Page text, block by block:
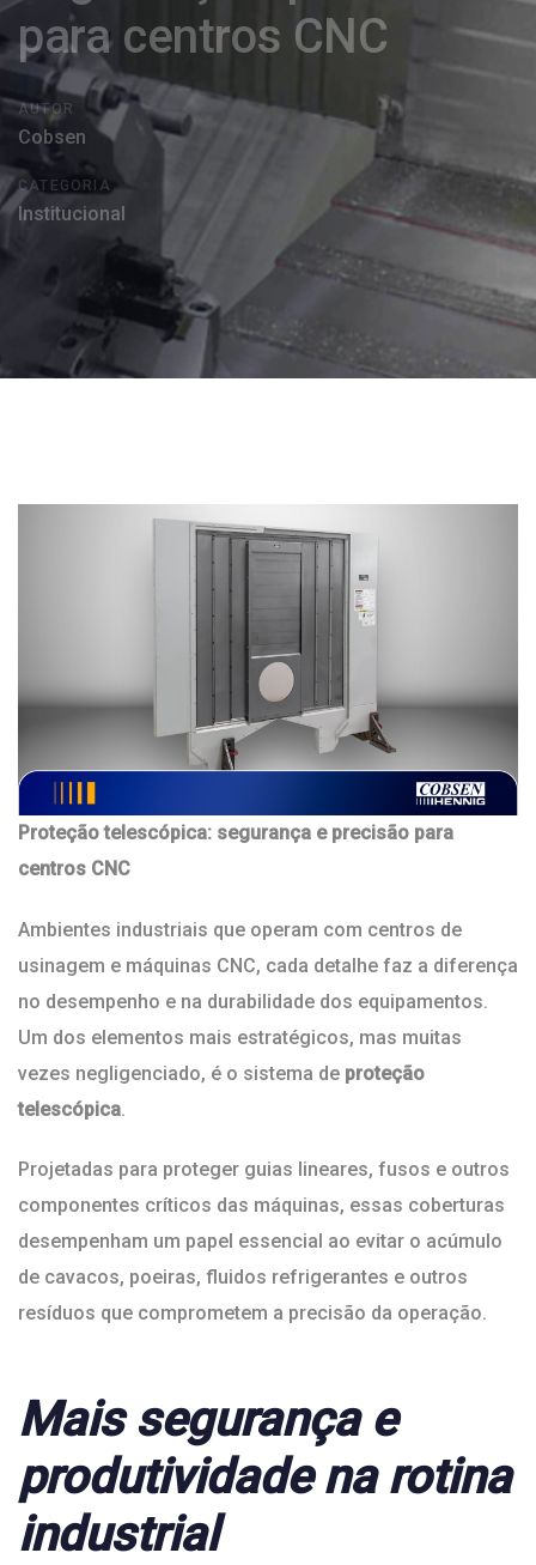
para centros CNC
AUTOR
Cobsen
CATEGORIA
Institucional
Proteção telescópica: segurança e precisão para
centros CNC
Ambientes industriais que operam com centros de
usinagem e máquinas CNC, cada detalhe faz a diferença
no desempenho e na durabilidade dos equipamentos.
Um dos elementos mais estratégicos, mas muitas
vezes negligenciado, é o sistema de proteção
telescópica.
Projetadas para proteger guias lineares, fusos e outros
componentes críticos das máquinas, essas coberturas
desempenham um papel essencial ao evitar o acúmulo
de cavacos, poeiras, fluidos refrigerantes e outros
resíduos que comprometem a precisão da operação.
Mais segurança e
produtividade na rotina
industrial